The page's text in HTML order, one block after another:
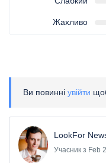
Жахливо
Ви повинні увійти
LookFor
Учасник з Feb